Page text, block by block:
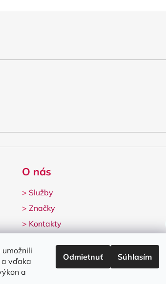
umožnili
vďaka
a
Odmietnuť Súhlasím
O nás
> Služby
> Značky
> Kontakty